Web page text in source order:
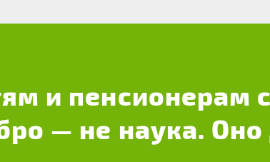
и пенсионерам
— не наука. Оно